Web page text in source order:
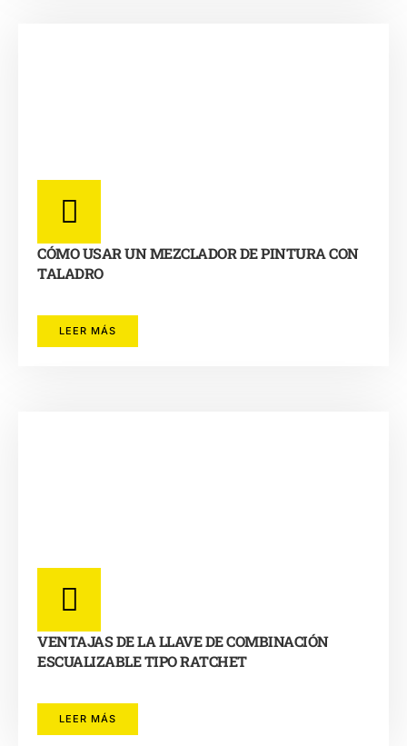
CÓMO USAR UN MEZCLADOR DE PINTURA CON
TALADRO
LEER MÁS
VENTAJAS DE LA LLAVE DE COMBINACIÓN
ESCUALIZABLE TIPO RATCHET
LEER MÁS